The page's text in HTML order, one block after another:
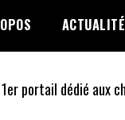
ACTUALITÉ